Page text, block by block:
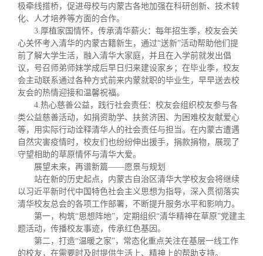
极牵线搭桥，促进母校与内蒙古各地加强在科研创新、技术转
化、人才培养等方面的合作。
3.厚植家国情怀，传承清华薪火：每年招生季，校友会关
心关怀考入清华的内蒙古籍新生，通过“送新”活动帮助他们提
前了解大学生活，融入清华大家庭，并且在入学前就发出倡
议，号召师弟师妹学成后早日归来建设家乡；在毕业季，校友
会主动联系通过各种方式前来内蒙就职的毕业生，早早送去校
友会的热情迎接和温馨祝福。
4.热心慈善公益，践行社会责任：校友会组织校友参与各
类公益慈善活动，如捐资助学、扶贫济困、为困难校友献爱心
等，用实际行动诠释清华人的社会责任与担当。在内蒙古遭遇
自然灾害疫情时，校友们也纷纷伸出援手，捐款捐物，展现了
守望相助的草原情怀与清华大爱。
展望未来，再谱新篇——愿景与规划
站在新的历史起点，内蒙古自治区清华大学校友会将继续
以习近平新时代中国特色社会主义思想为指导，深入贯彻落实
清华校友总会的各项工作部署，不断提升服务水平和影响力。
第一，构筑“思想阵地”，定期组织“清华精神在草原”党建主
题活动，传播校友事迹，传承红色基因。
第二，打造“温暖之家”，常态化重点关注在基层一线工作
的校友，在需要时及时提供生活上、精神上的帮助支持。